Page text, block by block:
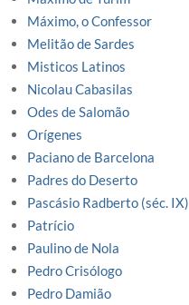
Máximo, o Confessor
Melitão de Sardes
Misticos Latinos
Nicolau Cabasilas
Odes de Salomão
Orígenes
Paciano de Barcelona
Padres do Deserto
Pascásio Radberto (séc. IX)
Patrício
Paulino de Nola
Pedro Crisólogo
Pedro Damião